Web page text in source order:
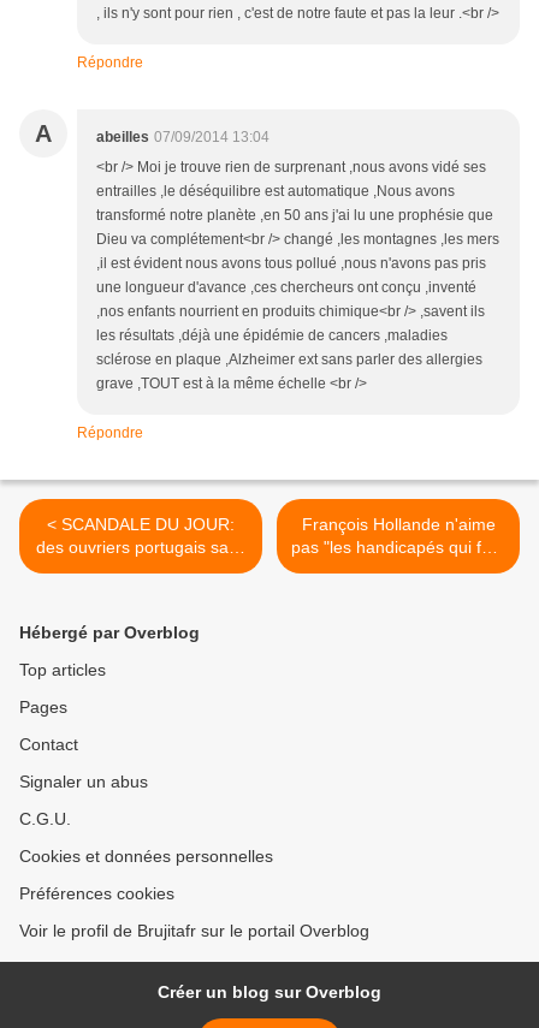
, ils n'y sont pour rien , c'est de notre faute et pas la leur .<br />
Répondre
A abeilles 07/09/2014 13:04
<br /> Moi je trouve rien de surprenant ,nous avons vidé ses
entrailles ,le déséquilibre est automatique ,Nous avons
transformé notre planète ,en 50 ans j'ai lu une prophésie que
Dieu va complétement<br /> changé ,les montagnes ,les mers
,il est évident nous avons tous pollué ,nous n'avons pas pris
une longueur d'avance ,ces chercheurs ont conçu ,inventé
,nos enfants nourrient en produits chimique<br /> ,savent ils
les résultats ,déjà une épidémie de cancers ,maladies
sclérose en plaque ,Alzheimer ext sans parler des allergies
grave ,TOUT est à la même échelle <br />
Répondre
< SCANDALE DU JOUR:
des ouvriers portugais sans
salaire sur le chantier du
François Hollande n'aime
pas "les handicapés qui font
commerce de leur
Hébergé par Overblog
Top articles
Pages
Contact
Signaler un abus
C.G.U.
Cookies et données personnelles
Préférences cookies
Voir le profil de Brujitafr sur le portail Overblog
Créer un blog sur Overblog